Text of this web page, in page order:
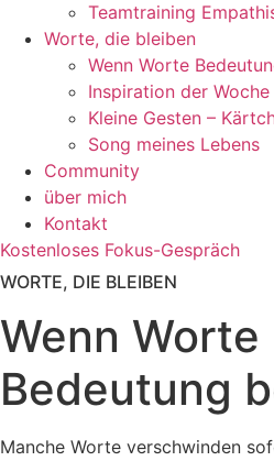
Teamtraining
Worte, die bleiben
Wenn Worte
Inspiration der Woche
Kleine Gesten –
Song meines Lebens
Community
über mich
Kontakt
Kostenloses Fokus-Gespräch
WORTE, DIE BLEIBEN
Wenn Worte
Bedeutung
Manche Worte verschwinden